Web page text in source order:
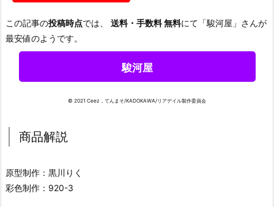
この記事の投稿時点では、 送料・手数料 無料にて「駿河屋」さんが
最安値のようです。
駿河屋
© 2021 Ceez，てんまそ/KADOKAWA/リアデイル製作委員会
商品解説
原型制作：黒川りく
彩色制作：920-3